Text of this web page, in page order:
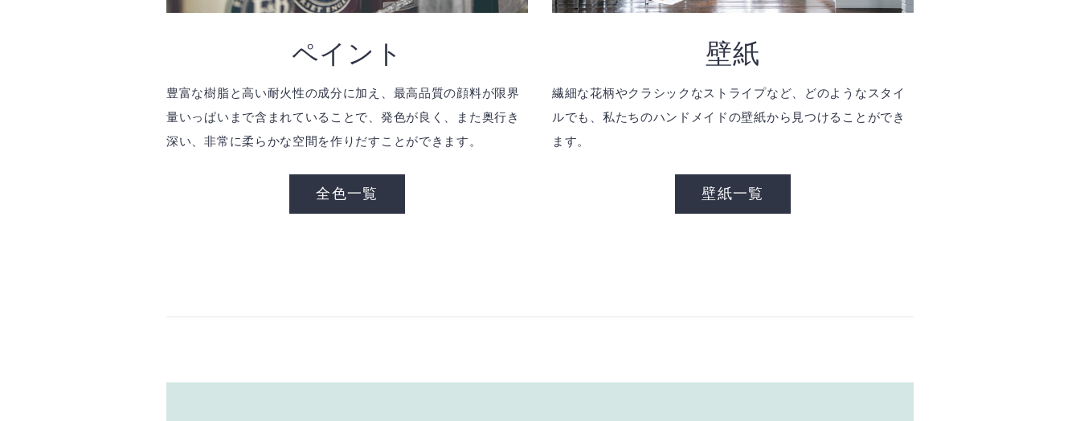
ペイント
豊富な樹脂と高い耐火性の成分に加え、最高品質の顔料が限界
量いっぱいまで含まれていることで、発色が良く、また奥行き
深い、非常に柔らかな空間を作りだすことができます。
全色一覧
壁紙
繊細な花柄やクラシックなストライプなど、どのようなスタイ
ルでも、私たちのハンドメイドの壁紙から見つけることができ
ます。
壁紙一覧